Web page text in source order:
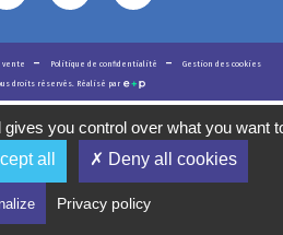
vente Politique de confidentialité
Gestion des cookies
droits réservés. Réalisé par
you control over what you want
all ✗ Deny all cookies
Privacy policy